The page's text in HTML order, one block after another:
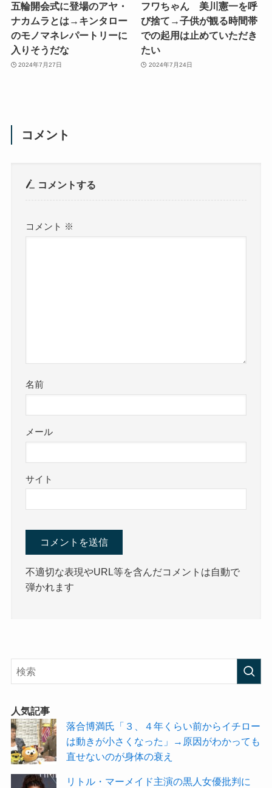
五輪開会式に登場のアヤ・
ナカムラとは→キンタロー
のモノマネレパートリーに
入りそうだな
2024年7月27日
フワちゃん 美川憲一を呼
び捨て→子供が観る時間帯
での起用は止めていただき
たい
2024年7月24日
コメント
コメントする
コメント ※
名前
メール
サイト
不適切な表現やURL等を含んだコメントは自動で
弾かれます
人気記事
落合博満氏「３、４年くらい前からイチロー
は動きが小さくなった」→原因がわかっても
直せないのが身体の衰え
リトル・マーメイド主演の黒人女優批判に